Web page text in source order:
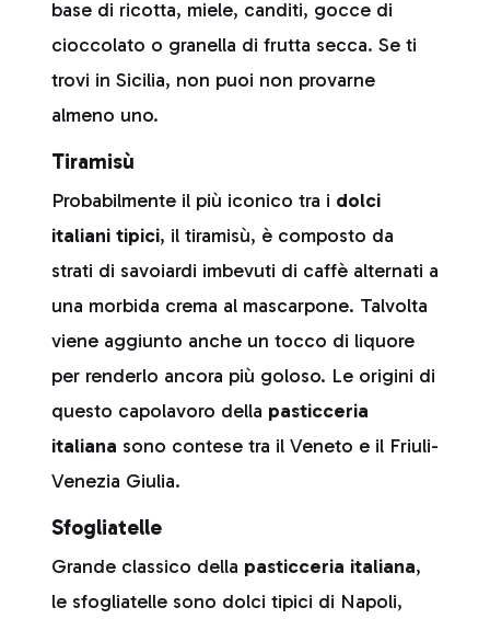
base di ricotta, miele, canditi, gocce di
cioccolato o granella di frutta secca. Se ti
trovi in Sicilia, non puoi non provarne
almeno uno.
Tiramisù
Probabilmente il più iconico tra i dolci
italiani tipici, il tiramisù, è composto da
strati di savoiardi imbevuti di caffè alternati a
una morbida crema al mascarpone. Talvolta
viene aggiunto anche un tocco di liquore
per renderlo ancora più goloso. Le origini di
questo capolavoro della pasticceria
italiana sono contese tra il Veneto e il Friuli-
Venezia Giulia.
Sfogliatelle
Grande classico della pasticceria italiana,
le sfogliatelle sono dolci tipici di Napoli,